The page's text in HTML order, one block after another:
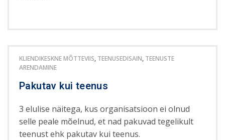
KLIENDIKESKNE MÕTTEVIIS, TEENUSEDISAIN, TEENUSTE
ARENDAMINE
Pakutav kui teenus
3 elulise näitega, kus organisatsioon ei olnud
selle peale mõelnud, et nad pakuvad tegelikult
teenust ehk pakutav kui teenus.